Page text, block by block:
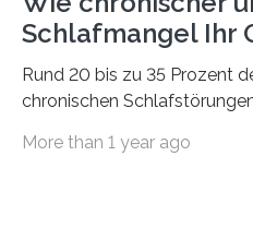
Schlafmangel Ihr
Rund 20 bis zu 35 Prozent
chronischen
Erwachsene kennt zudem
More than 1 year ago